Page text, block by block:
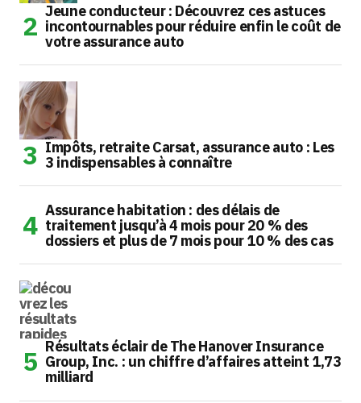
Jeune conducteur : Découvrez ces astuces
incontournables pour réduire enfin le coût de
votre assurance auto
Impôts, retraite Carsat, assurance auto : Les
3 indispensables à connaître
Assurance habitation : des délais de
traitement jusqu’à 4 mois pour 20 % des
dossiers et plus de 7 mois pour 10 % des cas
Résultats éclair de The Hanover Insurance
Group, Inc. : un chiffre d’affaires atteint 1,73
milliard